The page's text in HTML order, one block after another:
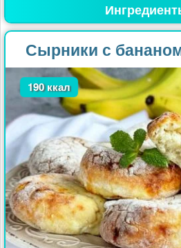
Сырники с
190 ккал